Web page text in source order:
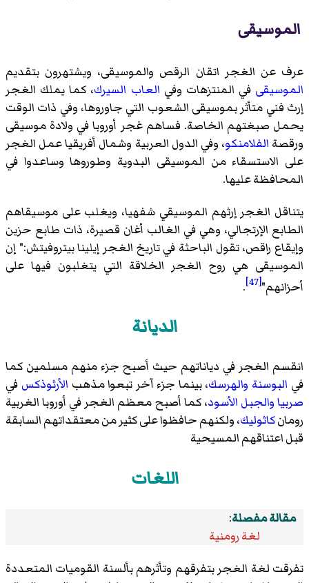
الموسيقى
عرف عن الغجر اتقان الرقص والموسيقى، ويشتهرون بتقديم
الموسيقى في المنتزهات وفي العاب السيرك، كما يملك الغجر
إرث فني متأثر بموسيقى الشعوب التي جاوروها، وفي ذات الوقت
يحمل صبغتهم الخاصة. فساهم غجر أوروبا في ولادة موسيقى
ورقصة الفلامنكو، وفي الدول العربية وشمال أفريقيا عمل الغجر
على الاستسقاء من الموسيقى البدوية وطوروها وساعدوا في
المحافظة عليها.
يتناقل الغجر إرثهم الموسيقي شفهيا، ويغلب على موسيقاهم
الطابع الإرتجالي، وهي في الغالب أغان قصيرة، ذات طابع حزين
وإيقاع راقص، تقول الباحثة في تاريخ الغجر إيلينا بيتروفيتش:" إن
الموسيقى هي روح الغجر الخلاقة التي يتغلبون فيها على
أحزانهم"[47]
.
الديانة
انقسم الغجر في دياناتهم حيث أصبح جزء منهم مسلمين كما
في البوسنة والهرسك، بينما جزء آخر تبعوا مذهب الأرثوذكس في
صربياوالجبل الأسود، كما أصبح معظم الغجر في أوروبا الغربية
رومانكاثوليك، ولكنهم حافظوا على كثير من معتقداتهم السابقة
قبل اعتناقهم المسيحية
اللغات
مقالة مفصلة:
لغة رومنية
تفرقت لغة الغجر بتفرقهم وتأثرهم بألسنة القوميات المتعددة